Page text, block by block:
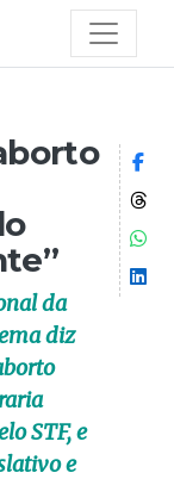
da
diz
STF, e
e